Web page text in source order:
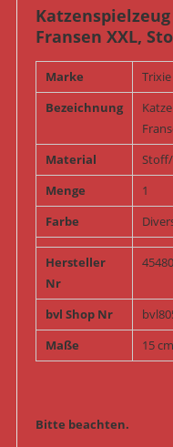
Fransen XXL,
Marke
Trixie
Bezeichnung
Material
Menge
1
Farbe
Hersteller
Nr
45480
bvl Shop Nr
Maße
15 cm
Bitte beachten.